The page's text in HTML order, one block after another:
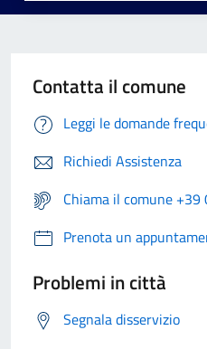
Contatta il comune
Leggi le domande
Richiedi Assistenza
Chiama il comune
Prenota un
Problemi in città
Segnala disservizio